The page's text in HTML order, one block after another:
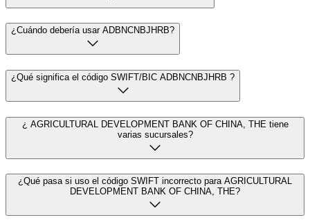
¿Cuándo debería usar ADBNCNBJHRB?
¿Qué significa el código SWIFT/BIC ADBNCNBJHRB ?
¿ AGRICULTURAL DEVELOPMENT BANK OF CHINA, THE tiene
varias sucursales?
¿Qué pasa si uso el código SWIFT incorrecto para AGRICULTURAL
DEVELOPMENT BANK OF CHINA, THE?